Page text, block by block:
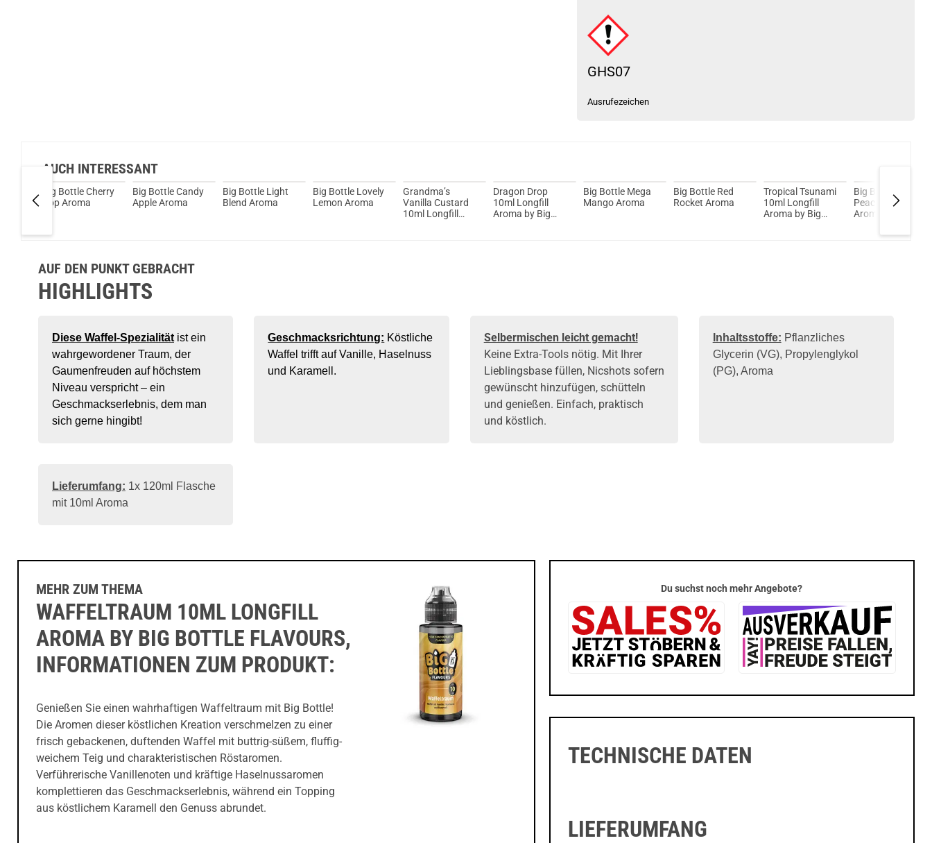
GHS07
Ausrufezeichen
AUCH INTERESSANT
Big Bottle Cherry
Pop Aroma
Big Bottle Candy
Apple Aroma
Big Bottle Light
Blend Aroma
Big Bottle Lovely
Lemon Aroma
Grandma’s
Vanilla Custard
10ml Longfill
Dragon Drop
10ml Longfill
Aroma by Big
Big Bottle Mega
Mango Aroma
Big Bottle Red
Rocket Aroma
Tropical Tsunami
10ml Longfill
Aroma by Big
Big Bottle Apple
Peach Longfill
Aroma
AUF DEN PUNKT GEBRACHT
HIGHLIGHTS
Diese Waffel-Spezialität ist ein
wahrgewordener Traum, der
Gaumenfreuden auf höchstem
Niveau verspricht – ein
Geschmackserlebnis, dem man
sich gerne hingibt!
Geschmacksrichtung: Köstliche
Waffel trifft auf Vanille, Haselnuss
und Karamell.
Selbermischen leicht gemacht!
Keine Extra-Tools nötig. Mit Ihrer
Lieblingsbasefüllen, Nicshotssofern
gewünscht hinzufügen, schütteln
und genießen. Einfach, praktisch
und köstlich.
Inhaltsstoffe: Pflanzliches
Glycerin (VG), Propylenglykol
(PG), Aroma
Lieferumfang: 1x 120ml Flasche
mit 10ml Aroma
MEHR ZUM THEMA
WAFFELTRAUM 10ML LONGFILL
AROMA BY BIG BOTTLE FLAVOURS,
INFORMATIONEN ZUM PRODUKT:
Genießen Sie einen wahrhaftigen Waffeltraum mit Big Bottle!
Die Aromen dieser köstlichen Kreation verschmelzen zu einer
frisch gebackenen, duftenden Waffel mit buttrig-süßem, fluffig-
weichem Teig und charakteristischen Röstaromen.
Verführerische Vanillenoten und kräftige Haselnussaromen
komplettieren das Geschmackserlebnis, während ein Topping
aus köstlichem Karamell den Genuss abrundet.
Du suchst noch mehr Angebote?
TECHNISCHE DATEN
LIEFERUMFANG